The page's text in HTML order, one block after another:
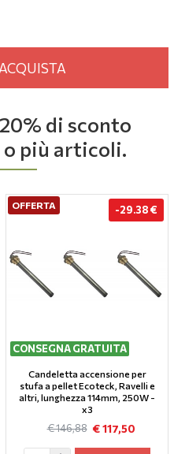
ACQUISTA
di sconto
o più articoli.
OFFERTA
CONSEGNA GRATUITA
-29.38 €
Candeletta accensione per
stufa a pellet Ecoteck, Ravelli e
altri, lunghezza 114mm, 250W -
x3
€ 117,50
€ 146,88